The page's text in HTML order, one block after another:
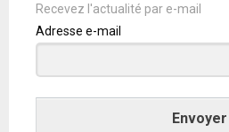
Recevez l'actualité par e-mail
Adresse e-mail
Envoyer